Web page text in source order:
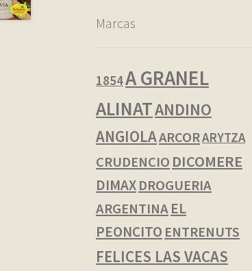
Marcas
1854A GRANEL
ALINATANDINO
ANGIOLAARCORARYTZA
CRUDENCIO DICOMERE
DIMAXDROGUERIA
ARGENTINAEL
PEONCITO ENTRENUTS
FELICES LAS VACAS